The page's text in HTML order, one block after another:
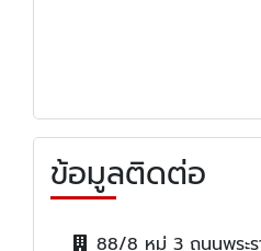
ข้อมูลติดต่อ
88/8 หมู่ 3 ถนนพระ